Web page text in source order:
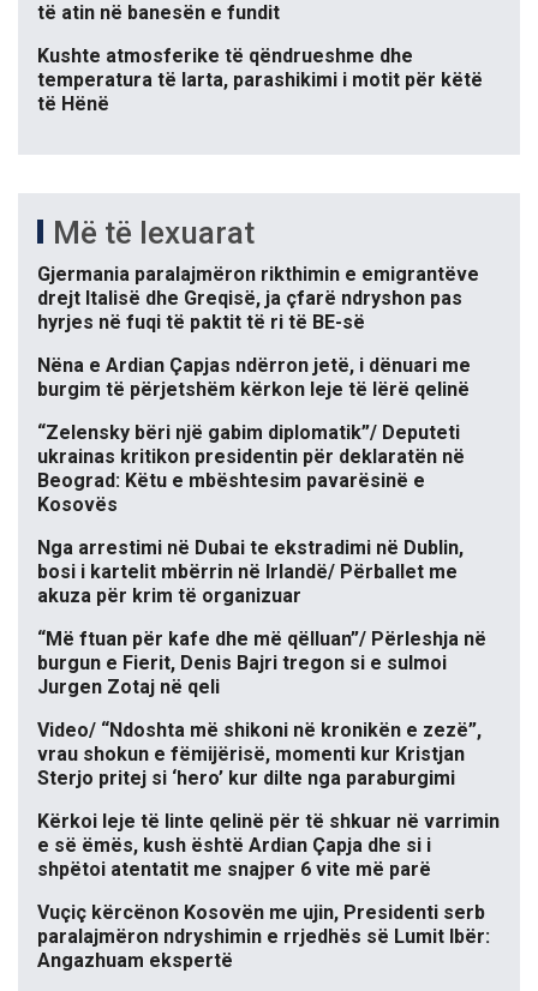
të atin në banesën e fundit
Kushte atmosferike të qëndrueshme dhe
temperatura të larta, parashikimi i motit për këtë
të Hënë
Më të lexuarat
Gjermania paralajmëron rikthimin e emigrantëve
drejt Italisë dhe Greqisë, ja çfarë ndryshon pas
hyrjes në fuqi të paktit të ri të BE-së
Nëna e Ardian Çapjas ndërron jetë, i dënuari me
burgim të përjetshëm kërkon leje të lërë qelinë
“Zelensky bëri një gabim diplomatik”/ Deputeti
ukrainas kritikon presidentin për deklaratën në
Beograd: Këtu e mbështesim pavarësinë e
Kosovës
Nga arrestimi në Dubai te ekstradimi në Dublin,
bosi i kartelit mbërrin në Irlandë/ Përballet me
akuza për krim të organizuar
“Më ftuan për kafe dhe më qëlluan”/ Përleshja në
burgun e Fierit, Denis Bajri tregon si e sulmoi
Jurgen Zotaj në qeli
Video/ “Ndoshta më shikoni në kronikën e zezë”,
vrau shokun e fëmijërisë, momenti kur Kristjan
Sterjo pritej si ‘hero’ kur dilte nga paraburgimi
Kërkoi leje të linte qelinë për të shkuar në varrimin
e së ëmës, kush është Ardian Çapja dhe si i
shpëtoi atentatit me snajper 6 vite më parë
Vuçiç kërcënon Kosovën me ujin, Presidenti serb
paralajmëron ndryshimin e rrjedhës së Lumit Ibër:
Angazhuam ekspertë